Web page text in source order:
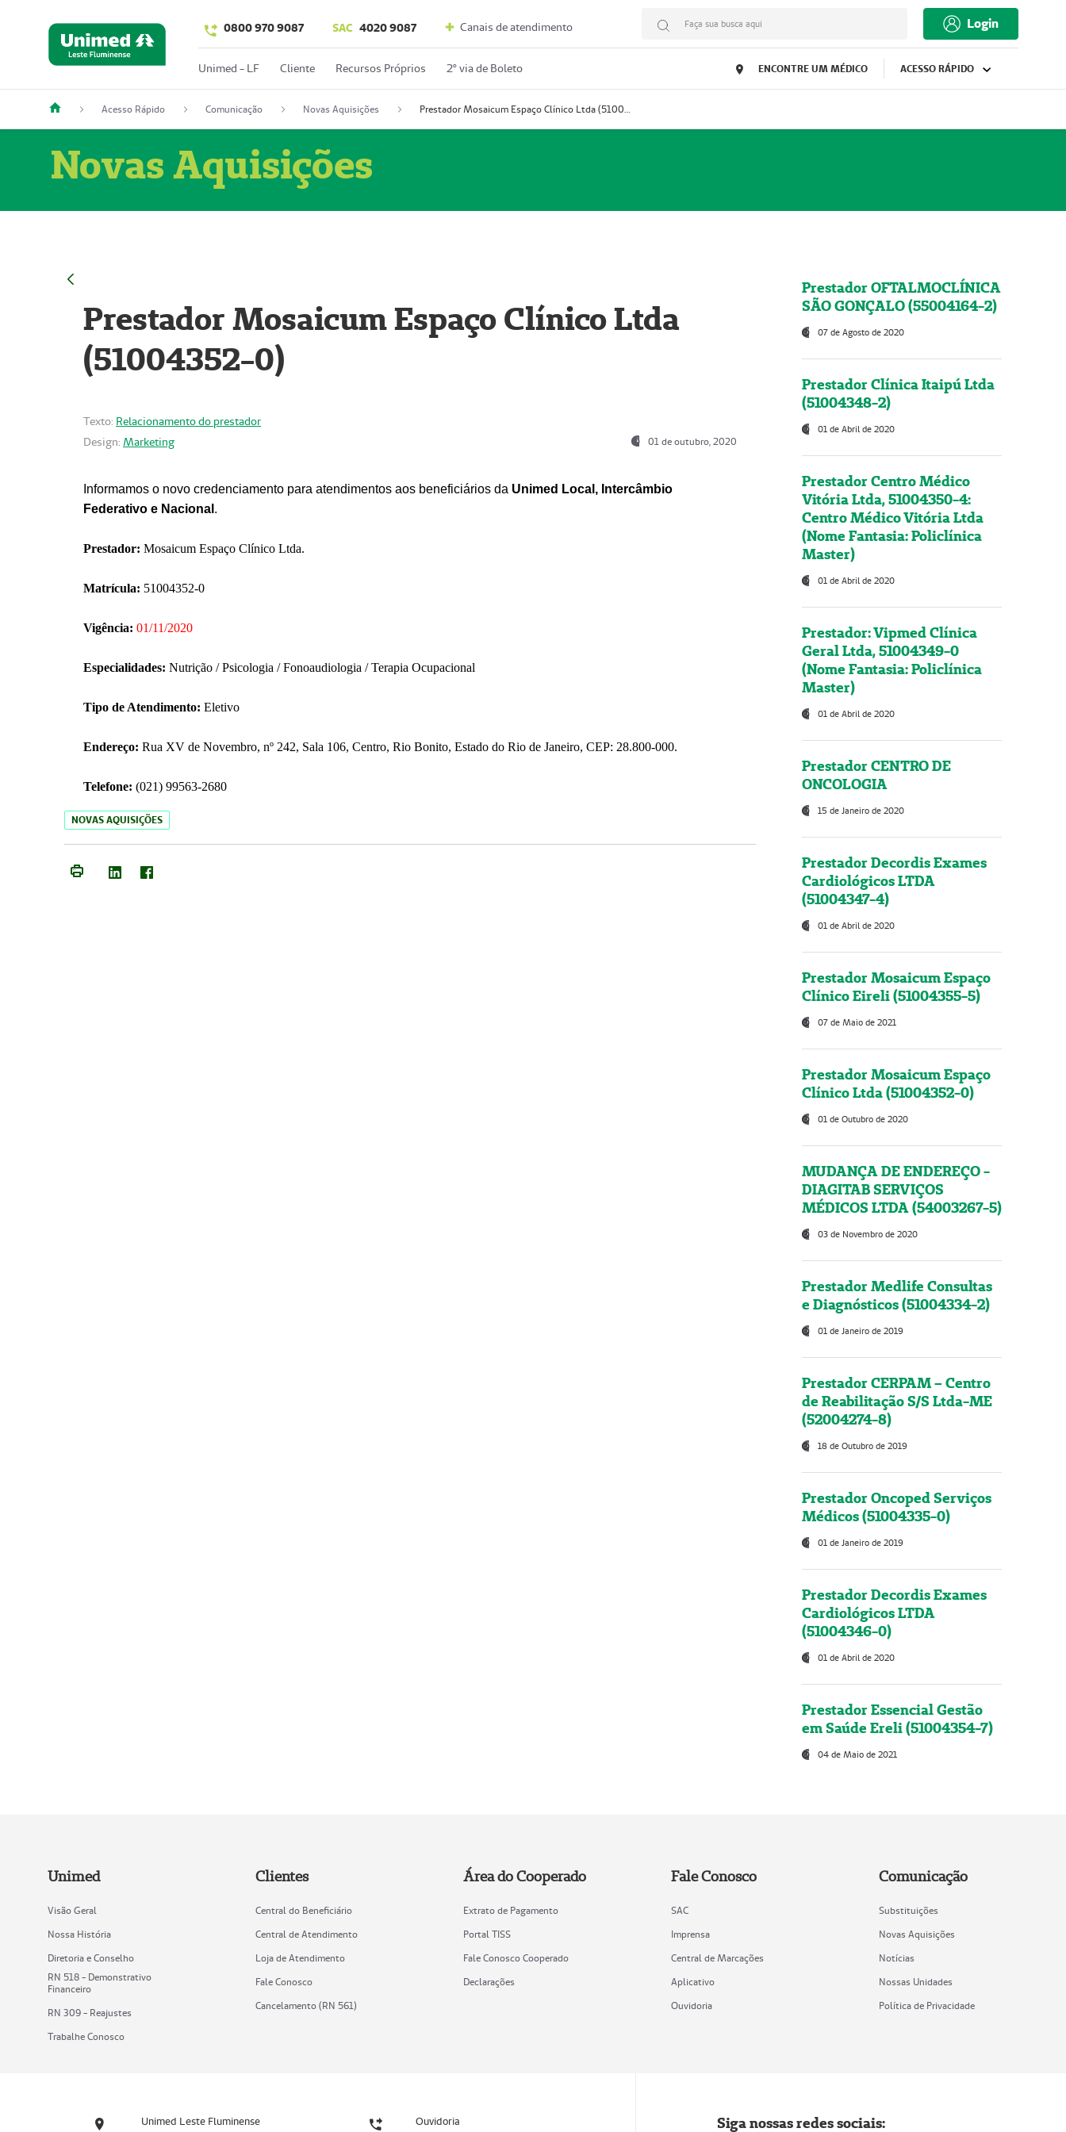
0800 970 9087 SAC 4020 9087 Canais de atendimento Faça sua busca aqui Login
Unimed - LF Cliente Recursos Próprios 2º via de Boleto ENCONTRE UM MÉDICO ACESSO RÁPIDO
Acesso Rápido Comunicação Novas Aquisições Prestador Mosaicum Espaço Clínico Ltda (51004352-0)
Novas Aquisições
Prestador Mosaicum Espaço Clínico Ltda
(51004352-0)
Texto: Relacionamento do prestador
Design: Marketing 01 de outubro, 2020
Informamos o novo credenciamento para atendimentos aos beneficiários da Unimed Local, Intercâmbio
Federativo e Nacional .
Prestador: Mosaicum Espaço Clínico Ltda.
Matrícula: 51004352-0
Vigência: 01/11/2020
Especialidades: Nutrição / Psicologia / Fonoaudiologia / Terapia Ocupacional
Tipo de Atendimento: Eletivo
Endereço: Rua XV de Novembro, nº 242, Sala 106, Centro, Rio Bonito, Estado do Rio de Janeiro, CEP: 28.800-000.
Telefone: (021) 99563-2680
NOVAS AQUISIÇÕES
Prestador OFTALMOCLÍNICA
SÃO GONÇALO (55004164-2)
07 de Agosto de 2020
Prestador Clínica Itaipú Ltda
(51004348-2)
01 de Abril de 2020
Prestador Centro Médico
Vitória Ltda, 51004350-4:
Centro Médico Vitória Ltda
(Nome Fantasia: Policlínica
Master)
01 de Abril de 2020
Prestador: Vipmed Clínica
Geral Ltda, 51004349-0
(Nome Fantasia: Policlínica
Master)
01 de Abril de 2020
Prestador CENTRO DE
ONCOLOGIA
15 de Janeiro de 2020
Prestador Decordis Exames
Cardiológicos LTDA
(51004347-4)
01 de Abril de 2020
Prestador Mosaicum Espaço
Clínico Eireli (51004355-5)
07 de Maio de 2021
Prestador Mosaicum Espaço
Clínico Ltda (51004352-0)
01 de Outubro de 2020
MUDANÇA DE ENDEREÇO -
DIAGITAB SERVIÇOS
MÉDICOS LTDA (54003267-5)
03 de Novembro de 2020
Prestador Medlife Consultas
e Diagnósticos (51004334-2)
01 de Janeiro de 2019
Prestador CERPAM – Centro
de Reabilitação S/S Ltda-ME
(52004274-8)
18 de Outubro de 2019
Prestador Oncoped Serviços
Médicos (51004335-0)
01 de Janeiro de 2019
Prestador Decordis Exames
Cardiológicos LTDA
(51004346-0)
01 de Abril de 2020
Prestador Essencial Gestão
em Saúde Ereli (51004354-7)
04 de Maio de 2021
Unimed
Visão Geral
Nossa História
Diretoria e Conselho
RN 518 - Demonstrativo
Financeiro
RN 309 - Reajustes
Trabalhe Conosco
Clientes
Central do Beneficiário
Central de Atendimento
Loja de Atendimento
Fale Conosco
Cancelamento (RN 561)
Área do Cooperado
Extrato de Pagamento
Portal TISS
Fale Conosco Cooperado
Declarações
Fale Conosco
SAC
Imprensa
Central de Marcações
Aplicativo
Ouvidoria
Comunicação
Substituições
Novas Aquisições
Notícias
Nossas Unidades
Política de Privacidade
Unimed Leste Fluminense Ouvidoria Siga nossas redes sociais: